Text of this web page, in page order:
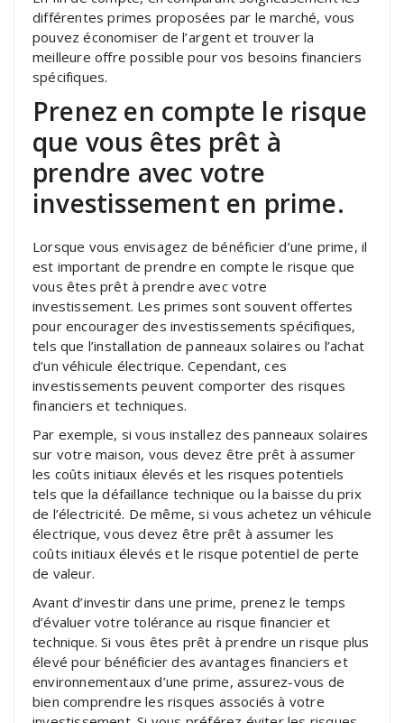
différentes primes proposées par le marché, vous
pouvez économiser de l’argent et trouver la
meilleure offre possible pour vos besoins financiers
spécifiques.
Prenez en compte le risque
que vous êtes prêt à
prendre avec votre
investissement en prime.
Lorsque vous envisagez de bénéficier d’une prime, il
est important de prendre en compte le risque que
vous êtes prêt à prendre avec votre
investissement. Les primes sont souvent offertes
pour encourager des investissements spécifiques,
tels que l’installation de panneaux solaires ou l’achat
d’un véhicule électrique. Cependant, ces
investissements peuvent comporter des risques
financiers et techniques.
Par exemple, si vous installez des panneaux solaires
sur votre maison, vous devez être prêt à assumer
les coûts initiaux élevés et les risques potentiels
tels que la défaillance technique ou la baisse du prix
de l’électricité. De même, si vous achetez un véhicule
électrique, vous devez être prêt à assumer les
coûts initiaux élevés et le risque potentiel de perte
de valeur.
Avant d’investir dans une prime, prenez le temps
d’évaluer votre tolérance au risque financier et
technique. Si vous êtes prêt à prendre un risque plus
élevé pour bénéficier des avantages financiers et
environnementaux d’une prime, assurez-vous de
bien comprendre les risques associés à votre